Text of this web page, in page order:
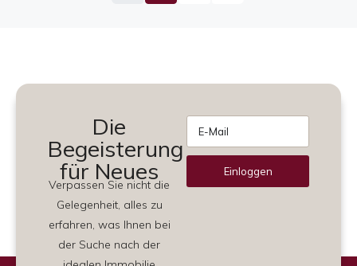
Die
Begeisterung
für Neues
Verpassen Sie nicht die
Gelegenheit, alles zu
erfahren, was Ihnen bei
der Suche nach der
Einloggen